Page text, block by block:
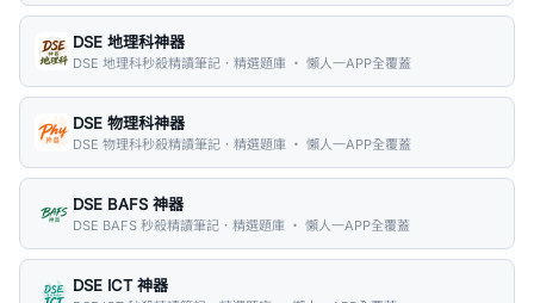
DSE 地理科神器
DSE 地理科秒殺精讀筆記．精選題庫 ・ 懶人一APP全覆蓋
DSE 物理科神器
DSE 物理科秒殺精讀筆記．精選題庫 ・ 懶人一APP全覆蓋
DSE BAFS 神器
DSE BAFS 秒殺精讀筆記．精選題庫 ・ 懶人一APP全覆蓋
DSE ICT 神器